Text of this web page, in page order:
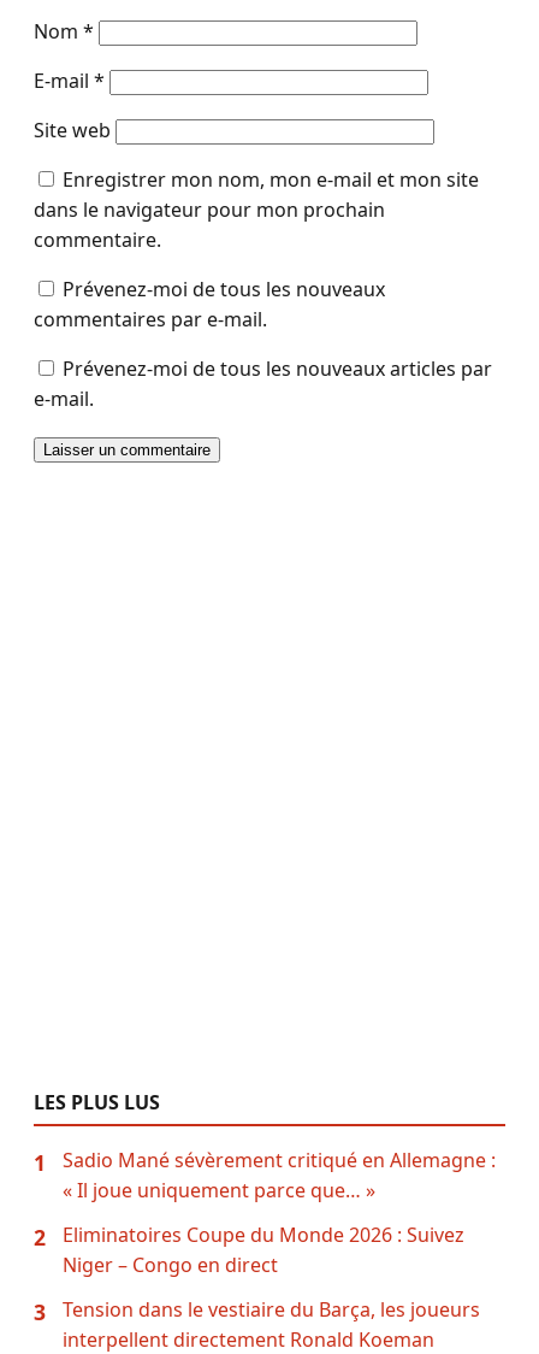
Nom *
E-mail *
Site web
Enregistrer mon nom, mon e-mail et mon site
dans le navigateur pour mon prochain
commentaire.
Prévenez-moi de tous les nouveaux
commentaires par e-mail.
Prévenez-moi de tous les nouveaux articles par
e-mail.
LES PLUS LUS
1
Sadio Mané sévèrement critiqué en Allemagne :
« Il joue uniquement parce que… »
2
Eliminatoires Coupe du Monde 2026 : Suivez
Niger – Congo en direct
3
Tension dans le vestiaire du Barça, les joueurs
interpellent directement Ronald Koeman